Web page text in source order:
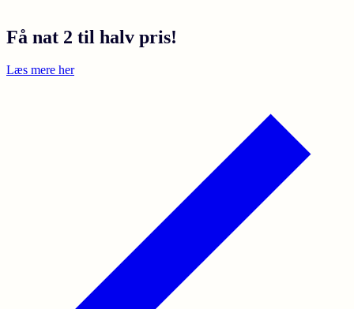
Få nat 2 til halv pris!
Læs mere her